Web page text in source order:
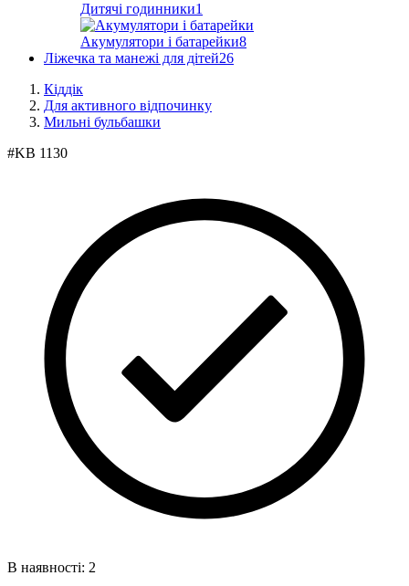
Дитячі годинники1
Акумулятори і батарейки8
Ліжечка та манежі для дітей26
Кіддік
Для активного відпочинку
Мильні бульбашки
#KB 1130
В наявності: 2